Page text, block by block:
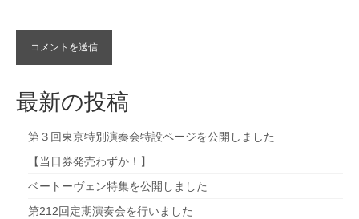
最新の投稿
第３回東京特別演奏会特設ページを公開しました
【当日券発売わずか！】
ベートーヴェン特集を公開しました
第212回定期演奏会を行いました